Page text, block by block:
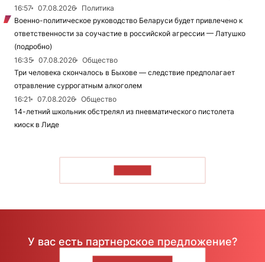
16:57
07.08.2026
Политика
Военно-политическое руководство Беларуси будет привлечено к
ответственности за соучастие в российской агрессии — Латушко
(подробно)
16:35
07.08.2026
Общество
Три человека скончалось в Быхове — следствие предполагает
отравление суррогатным алкоголем
16:21
07.08.2026
Общество
14-летний школьник обстрелял из пневматического пистолета
киоск в Лиде
У вас есть партнерское предложение?